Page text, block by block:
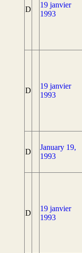
D
19 janvier
1993
D
19 janvier
1993
D
January 19,
1993
D
19 janvier
1993